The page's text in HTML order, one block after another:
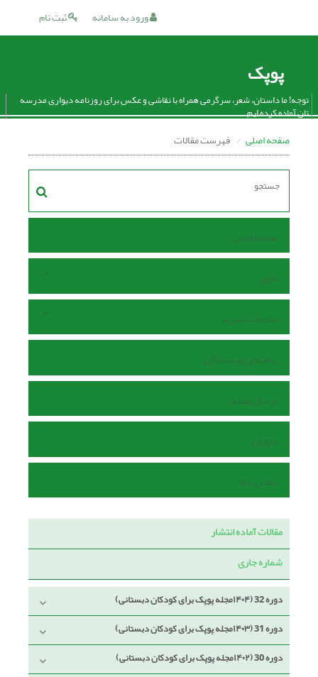
ثبت نام ورود به سامانه
پوپک
توجه! ما داستان، شعر، سرگرمی همراه با نقاشی و عکس برای روزنامه دیواری مدرسه
تان آماده کرده ایم.
صفحه اصلی فهرست مقالات
صفحه اصلی
مرور
اطلاعات نشریه
راهنمای نویسندگان
ارسال مقاله
داوران
تماس با ما
مقالات آماده انتشار
شماره جاری
دوره 32 (۱۴۰۴مجله پوپک برای کودکان دبستانی)
دوره 31 (۱۴۰۳مجله پوپک برای کودکان دبستانی)
دوره 30 (۱۴۰۲مجله پوپک برای کودکان دبستانی)